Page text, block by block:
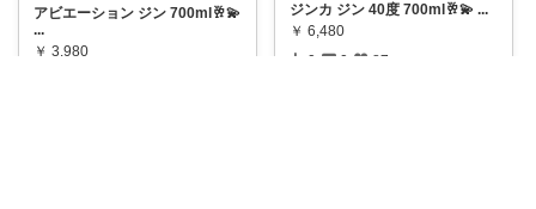
アビエーション ジン 700ml🥂💫
...
￥ 3,980
ジンカ ジン 40度 700ml🥂💫 ...
￥ 6,480
0 0 87